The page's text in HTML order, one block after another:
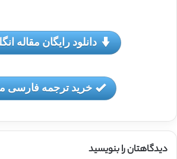
دانلود رایگان مقاله
خرید ترجمه فارسی
دیدگاهتان را بنویسید